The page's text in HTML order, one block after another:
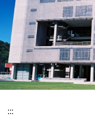
:::